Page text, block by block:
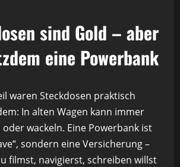
sind Gold – aber
eine Powerbank
waren Steckdosen praktisch
In alten Wagen kann immer
wackeln. Eine Powerbank ist
sondern eine Versicherung –
filmst, navigierst, schreiben willst